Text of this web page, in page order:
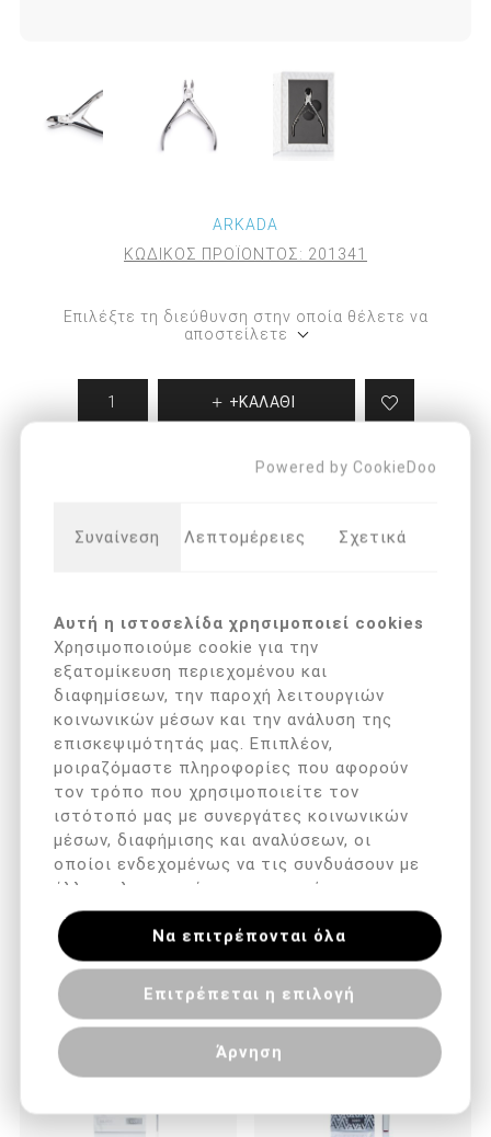
ARKADA
ΚΩΔΙΚΟΣ ΠΡΟΪΟΝΤΟΣ: 201341
Επιλέξτε τη διεύθυνση στην οποία θέλετε να
αποστείλετε
+ΚΑΛΑΘΙ
ΤΟ ΠΡΟΪΌΝ ΑΓΌΡΑΣΑΝ ΕΠΊΣΗΣ
Arkada's Serum TC16
(11ml )
€ 25,90 με ΦΠΑ
Arkada's oil 08 (30ml)
€ 28,90 με ΦΠΑ
Powered by CookieDoo
Συναίνεση Λεπτομέρειες Σχετικά
Αυτή η ιστοσελίδα χρησιμοποιεί cookies
Χρησιμοποιούμε cookie για την
εξατομίκευση περιεχομένου και
διαφημίσεων, την παροχή λειτουργιών
κοινωνικών μέσων και την ανάλυση της
επισκεψιμότητάς μας. Επιπλέον,
μοιραζόμαστε πληροφορίες που αφορούν
τον τρόπο που χρησιμοποιείτε τον
ιστότοπό μας με συνεργάτες κοινωνικών
μέσων, διαφήμισης και αναλύσεων, οι
οποίοι ενδεχομένως να τις συνδυάσουν με
άλλες πληροφορίες που τους έχετε
παραχωρήσει ή τις οποίες έχουν συλλέξει
σε σχέση με την από μέρους σας χρήση
των υπηρεσιών τους.
Άρνηση
Επιτρέπεται η επιλογή
Να επιτρέπονται όλα